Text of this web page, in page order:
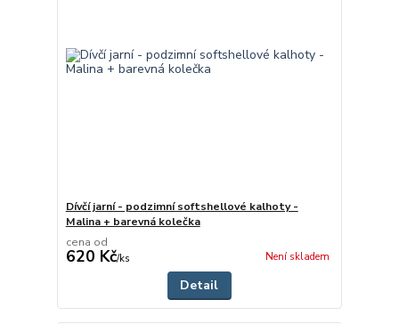
Dívčí jarní - podzimní softshellové kalhoty -
Malina + barevná kolečka
cena od
620 Kč/ks Není skladem
Detail